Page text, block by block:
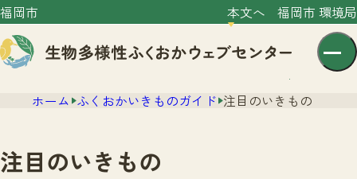
福岡市 本文へ 福岡市 環境局
ホーム ふくおかいきものガイド 注目のいきもの
注目のいきもの